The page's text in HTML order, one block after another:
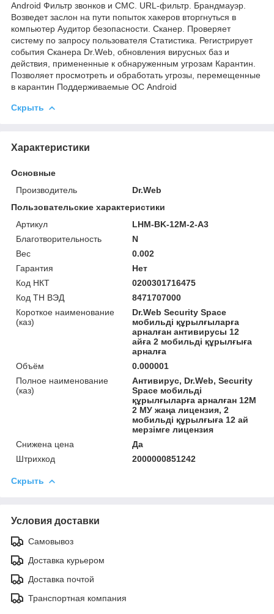
Android Фильтр звонков и СМС. URL-фильтр. Брандмауэр.
Возведет заслон на пути попыток хакеров вторгнуться в
компьютер Аудитор безопасности. Сканер. Проверяет
систему по запросу пользователя Статистика. Регистрирует
события Сканера Dr.Web, обновления вирусных баз и
действия, примененные к обнаруженным угрозам Карантин.
Позволяет просмотреть и обработать угрозы, перемещенные
в карантин Поддерживаемые ОС Android
Скрыть
Характеристики
Основные
Производитель
Dr.Web
Пользовательские характеристики
Артикул
LHM-BK-12M-2-A3
Благотворительность
N
Вес
0.002
Гарантия
Нет
Код НКТ
0200301716475
Код ТН ВЭД
8471707000
Короткое наименование
(каз)
Dr.Web Security Space
мобильді құрылғыларға
арналған антивирусы 12
айға 2 мобильді құрылғыға
арналға
Объём
0.000001
Полное наименование
(каз)
Антивирус, Dr.Web, Security
Space мобильді
құрылғыларға арналған 12М
2 МУ жаңа лицензия, 2
мобильді құрылғыға 12 ай
мерзімге лицензия
Снижена цена
Да
Штрихкод
2000000851242
Скрыть
Условия доставки
Самовывоз
Доставка курьером
Доставка почтой
Транспортная компания